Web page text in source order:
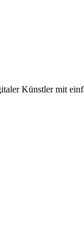
Künstler mit